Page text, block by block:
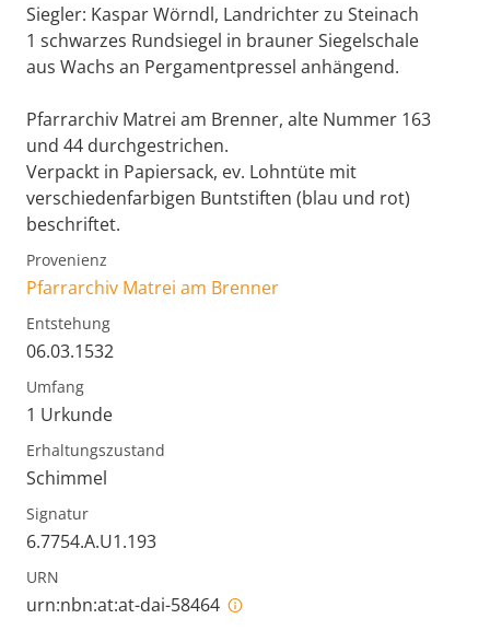
Siegler: Kaspar Wörndl, Landrichter zu Steinach
1 schwarzes Rundsiegel in brauner Siegelschale
aus Wachs an Pergamentpressel anhängend.
Pfarrarchiv Matrei am Brenner, alte Nummer 163
und 44 durchgestrichen.
Verpackt in Papiersack, ev. Lohntüte mit
verschiedenfarbigen Buntstiften (blau und rot)
beschriftet.
Provenienz
Pfarrarchiv Matrei am Brenner
Entstehung
06.03.1532
Umfang
1 Urkunde
Erhaltungszustand
Schimmel
Signatur
6.7754.A.U1.193
URN
urn:nbn:at:at-dai-58464